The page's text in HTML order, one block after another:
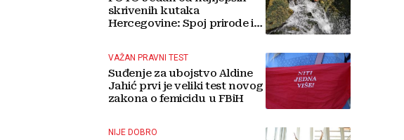
skrivenih kutaka
Hercegovine: Spoj prirode i
VAŽAN PRAVNI TEST
Suđenje za ubojstvo Aldine
Jahić prvi je veliki test novog
zakona o femicidu u FBiH
NIJE DOBRO